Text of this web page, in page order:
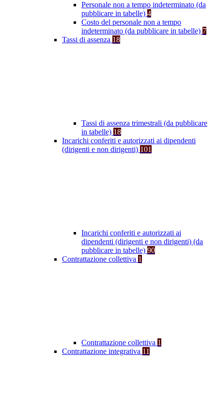
Personale non a tempo indeterminato (da
pubblicare in tabelle) 4
Costo del personale non a tempo
indeterminato (da pubblicare in tabelle) 7
Tassi di assenza 18
Tassi di assenza trimestrali (da pubblicare
in tabelle) 18
Incarichi conferiti e autorizzati ai dipendenti
(dirigenti e non dirigenti) 101
Incarichi conferiti e autorizzati ai
dipendenti (dirigenti e non dirigenti) (da
pubblicare in tabelle) 90
Contrattazione collettiva 1
Contrattazione collettiva 1
Contrattazione integrativa 11